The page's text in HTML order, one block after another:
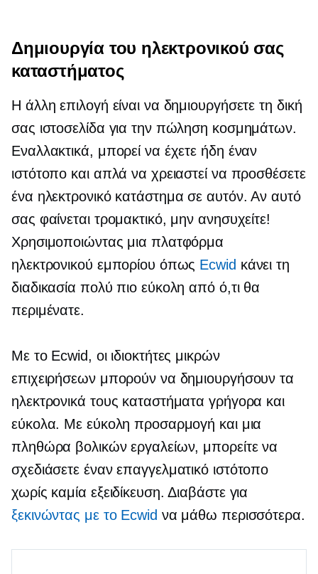
Δημιουργία του ηλεκτρονικού σας
καταστήματος
Η άλλη επιλογή είναι να δημιουργήσετε τη δική
σας ιστοσελίδα για την πώληση κοσμημάτων.
Εναλλακτικά, μπορεί να έχετε ήδη έναν
ιστότοπο και απλά να χρειαστεί να προσθέσετε
ένα ηλεκτρονικό κατάστημα σε αυτόν. Αν αυτό
σας φαίνεται τρομακτικό, μην ανησυχείτε!
Χρησιμοποιώντας μια πλατφόρμα
ηλεκτρονικού εμπορίου όπως Ecwid κάνει τη
διαδικασία πολύ πιο εύκολη από ό,τι θα
περιμένατε.
Με το Ecwid, οι ιδιοκτήτες μικρών
επιχειρήσεων μπορούν να δημιουργήσουν τα
ηλεκτρονικά τους καταστήματα γρήγορα και
εύκολα. Με εύκολη προσαρμογή και μια
πληθώρα βολικών εργαλείων, μπορείτε να
σχεδιάσετε έναν επαγγελματικό ιστότοπο
χωρίς καμία εξειδίκευση. Διαβάστε για
ξεκινώντας με το Ecwid να μάθω περισσότερα.